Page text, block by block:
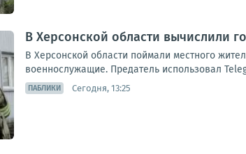
В Херсонской области вычислили
В Херсонской области поймали местного
военнослужащие. Предатель использовал
ПАБЛИКИ Сегодня, 13:25